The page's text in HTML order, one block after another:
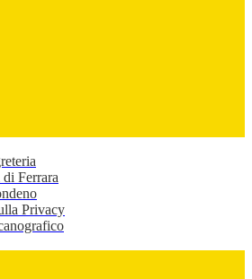
Ferrara
Privacy